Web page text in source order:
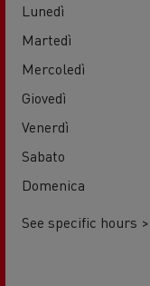
Lunedì
Martedì
Mercoledì
Giovedì
Venerdì
Sabato
Domenica
See specific hours >